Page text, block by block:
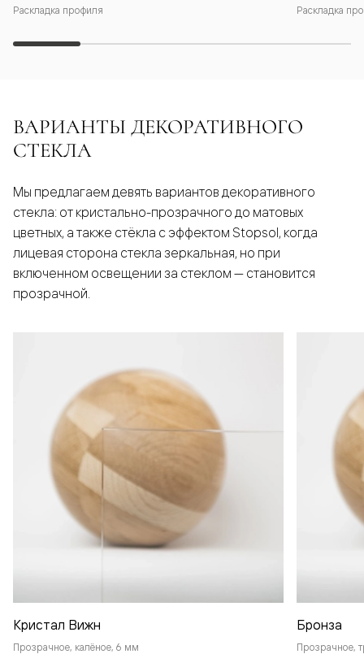
Раскладка профиля Раскладка
ВАРИАНТЫ ДЕКОРАТИВНОГО
СТЕКЛА
Мы предлагаем девять вариантов декоративного
стекла: от кристально-прозрачного до матовых
цветных, а также стёкла с эффектом Stopsol, когда
лицевая сторона стекла зеркальная, но при
включенном освещении за стеклом — становится
прозрачной.
Кристал Вижн
Прозрачное, калёное, 6 мм
Бронза
Прозрачное,